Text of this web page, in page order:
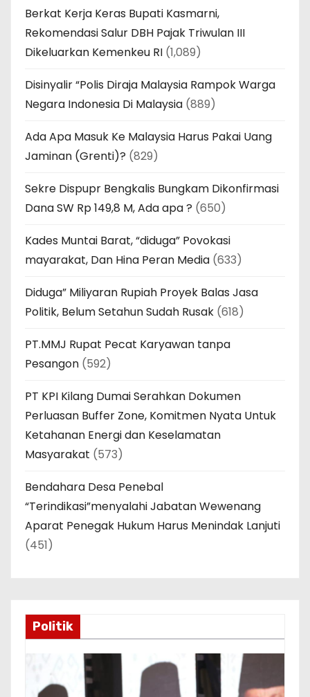
Berkat Kerja Keras Bupati Kasmarni,
Rekomendasi Salur DBH Pajak Triwulan III
Dikeluarkan Kemenkeu RI (1,089)
Disinyalir “Polis Diraja Malaysia Rampok Warga
Negara Indonesia Di Malaysia (889)
Ada Apa Masuk Ke Malaysia Harus Pakai Uang
Jaminan (Grenti)? (829)
Sekre Dispupr Bengkalis Bungkam Dikonfirmasi
Dana SW Rp 149,8 M, Ada apa ? (650)
Kades Muntai Barat, “diduga” Povokasi
mayarakat, Dan Hina Peran Media (633)
Diduga” Miliyaran Rupiah Proyek Balas Jasa
Politik, Belum Setahun Sudah Rusak (618)
PT.MMJ Rupat Pecat Karyawan tanpa
Pesangon (592)
PT KPI Kilang Dumai Serahkan Dokumen
Perluasan Buffer Zone, Komitmen Nyata Untuk
Ketahanan Energi dan Keselamatan
Masyarakat (573)
Bendahara Desa Penebal
“Terindikasi”menyalahi Jabatan Wewenang
Aparat Penegak Hukum Harus Menindak Lanjuti
(451)
Politik